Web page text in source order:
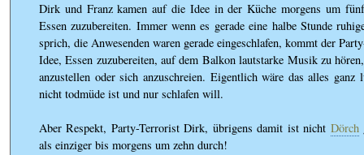
Dirk und Franz kamen auf die Idee in der Küche morgens um
Essen zuzubereiten. Immer wenn es gerade eine halbe Stunde
sprich, die Anwesenden waren gerade eingeschlafen, kommt der
Idee, Essen zuzubereiten, auf dem Balkon lautstarke Musik zu
anzustellen oder sich anzuschreien. Eigentlich wäre das alles ganz
nicht todmüde ist und nur schlafen will.
Aber Respekt, Party-Terrorist Dirk, übrigens damit ist nicht Dörch
als einziger bis morgens um zehn durch!